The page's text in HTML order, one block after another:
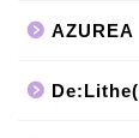
AZUREA
De:Lithe(